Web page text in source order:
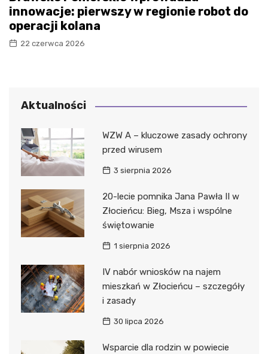
innowacje: pierwszy w regionie robot do
operacji kolana
22 czerwca 2026
Aktualności
WZW A – kluczowe zasady ochrony
przed wirusem
3 sierpnia 2026
20-lecie pomnika Jana Pawła II w
Złocieńcu: Bieg, Msza i wspólne
świętowanie
1 sierpnia 2026
IV nabór wniosków na najem
mieszkań w Złocieńcu – szczegóły
i zasady
30 lipca 2026
Wsparcie dla rodzin w powiecie